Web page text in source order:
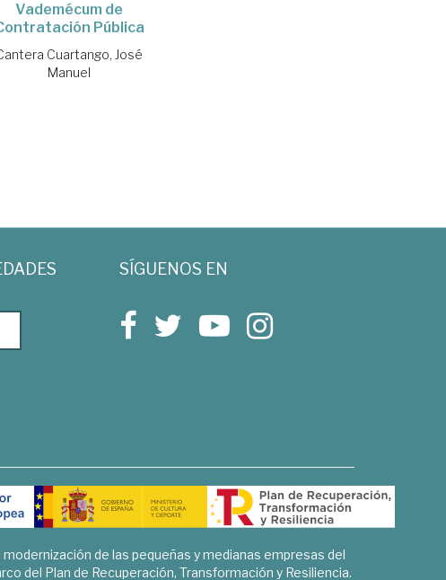
Vademécum de
Pública
Cuartango, José
Manuel
SÍGUENOS EN
modernización de las pequeñas y medianas empresas del
del Plan de Recuperación, Transformación y Resiliencia.